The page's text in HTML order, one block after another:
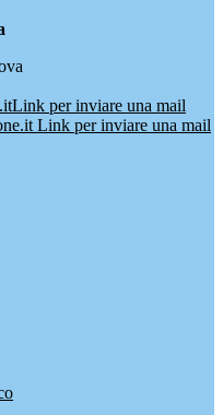
Link per inviare una mail
Link per inviare una mail